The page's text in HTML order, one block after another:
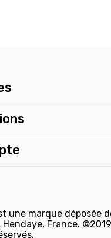
une marque déposée
Hendaye, France.